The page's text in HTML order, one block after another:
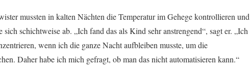
mussten in kalten Nächten die Temperatur im Gehege kontrollieren und
schichtweise ab. „Ich fand das als Kind sehr anstrengend“, sagt er. „Ich
wenn ich die ganze Nacht aufbleiben musste, um die
Daher habe ich mich gefragt, ob man das nicht automatisieren kann.“